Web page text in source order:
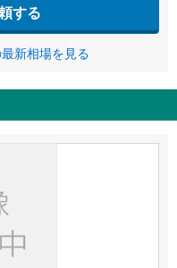
する
新相場を見る